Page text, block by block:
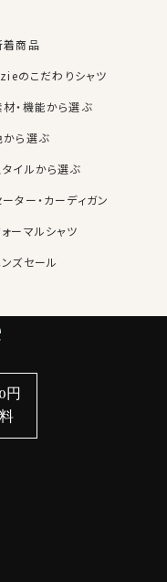
着商品
のこだわりシャツ
材・機能から選ぶ
から選ぶ
タイルから選ぶ
ーター・カーディガン
ォーマルシャツ
ンズセール
カフス型から選ぶ
ら選ぶ
ジュアルシャツ
スボタン
ペンダー
グ
ール・マフラー